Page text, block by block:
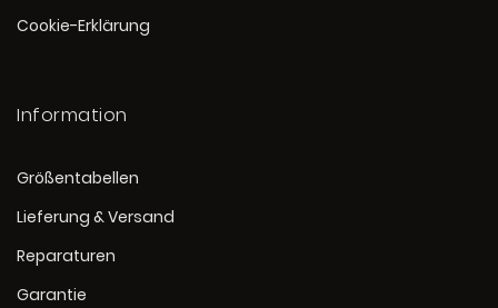
Cookie-Erklärung
Information
Größentabellen
Lieferung & Versand
Reparaturen
Garantie